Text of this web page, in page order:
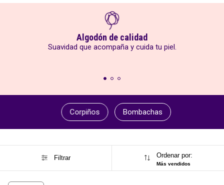
Ropa interior
Algodón de calidad
Suavidad que acompaña y cuida tu piel.
Corpiños Bombachas
Filtrar Ordenar por:
Más vendidos